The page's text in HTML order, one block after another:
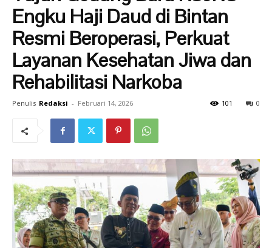
Engku Haji Daud di Bintan
Resmi Beroperasi, Perkuat
Layanan Kesehatan Jiwa dan
Rehabilitasi Narkoba
Penulis Redaksi - Februari 14, 2026 0
101